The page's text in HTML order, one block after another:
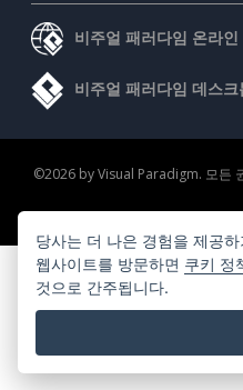
비주얼 패러다임 온라인
비주얼 패러다임 데스크
©2026 by Visual Paradigm. 모든
당사는 더 나은 경험을 제공
웹사이트를 방문하면 쿠키 정
것으로 간주됩니다.